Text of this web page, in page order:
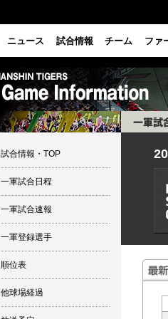
ニュース 試合情報 チーム ファ
試合情報・TOP
一軍試合日程
一軍試合速報
一軍登録選手
順位表
他球場経過